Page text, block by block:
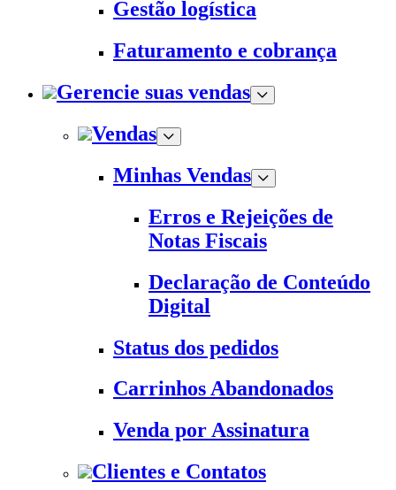
Gestão logística
Faturamento e cobrança
Gerencie suas vendas
Vendas
Minhas Vendas
Erros e Rejeições de
Notas Fiscais
Declaração de Conteúdo
Digital
Status dos pedidos
Carrinhos Abandonados
Venda por Assinatura
Clientes e Contatos